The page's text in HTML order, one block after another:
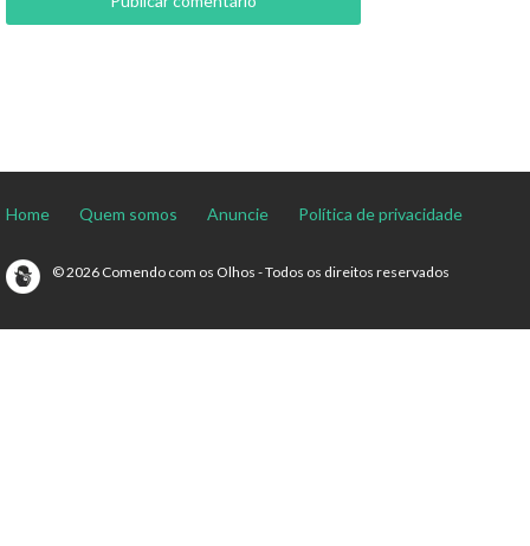
Home Quem somos Anuncie Política de privacidade
© 2026 Comendo com os Olhos - Todos os direitos reservados